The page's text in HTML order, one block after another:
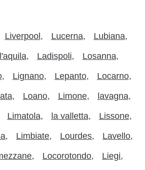
Liverpool Lucerna Lubiana
l'aquila Ladispoli Losanna
Lignano Lepanto Locarno
Loano Limone lavagna
Limatola la valletta Lissone
Limbiate Lourdes Lavello
Locorotondo Liegi